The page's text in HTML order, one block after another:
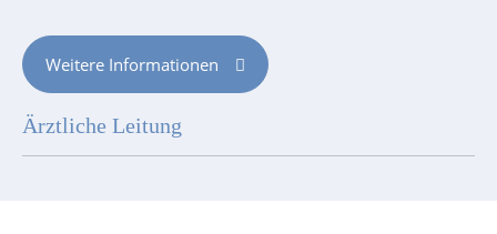
Weitere Informationen
Ärztliche Leitung